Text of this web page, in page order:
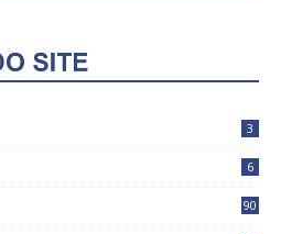
3
6
90